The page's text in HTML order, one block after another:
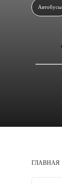
Автобусы
ГЛАВНАЯ